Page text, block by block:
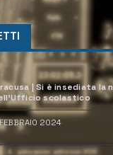
| Si è insediata la
scolastico
2024